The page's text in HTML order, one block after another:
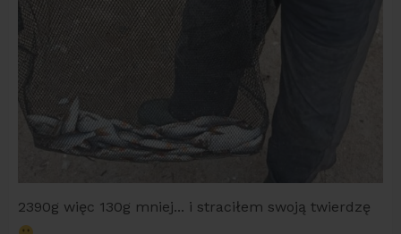
2390g więc 130g mniej... i straciłem swoją twierdzę